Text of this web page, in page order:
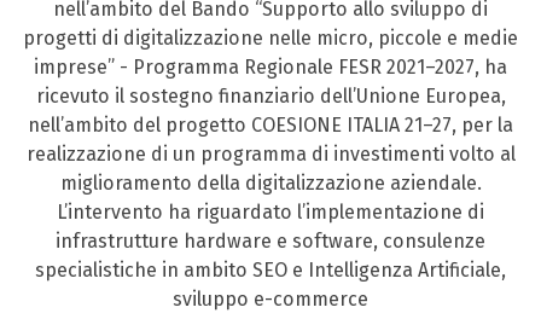
nell’ambito del Bando “Supporto allo sviluppo di
progetti di digitalizzazione nelle micro, piccole e medie
imprese” - Programma Regionale FESR 2021–2027, ha
ricevuto il sostegno finanziario dell’Unione Europea,
nell’ambito del progetto COESIONE ITALIA 21–27, per la
realizzazione di un programma di investimenti volto al
miglioramento della digitalizzazione aziendale.
L’intervento ha riguardato l’implementazione di
infrastrutture hardware e software, consulenze
specialistiche in ambito SEO e Intelligenza Artificiale,
sviluppo e-commerce